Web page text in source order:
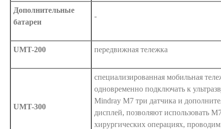
Дополнительные
батареи
-
UMT-200 передвижная тележка
UMT-300
специализированная мобильная
одновременно подключать к
Mindray M7 три датчика и
дисплей, позволяют использовать
хирургических операциях,